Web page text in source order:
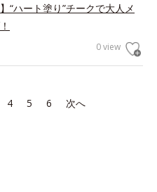
“ハート塗り”チークで大人メ
0 view
4 5 6 次へ